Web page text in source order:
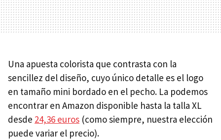
Una apuesta colorista que contrasta con la
sencillez del diseño, cuyo único detalle es el logo
en tamaño mini bordado en el pecho. La podemos
encontrar en Amazon disponible hasta la talla XL
desde 24,36 euros (como siempre, nuestra elección
puede variar el precio).